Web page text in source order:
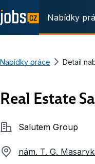
Nabídky
Nabídky práce Detail
Real Estate
SpolečnostSalutem Group
nám. T. G.